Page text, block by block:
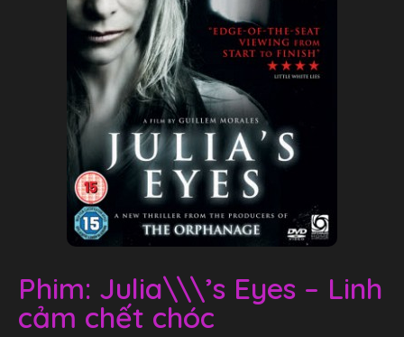
Phim: Julia\\\’s Eyes – Linh
cảm chết chóc